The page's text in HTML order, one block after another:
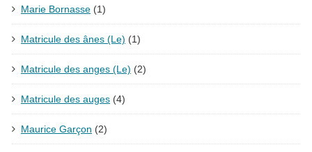
Marie Bornasse (1)
Matricule des ânes (Le) (1)
Matricule des anges (Le) (2)
Matricule des auges (4)
Maurice Garçon (2)